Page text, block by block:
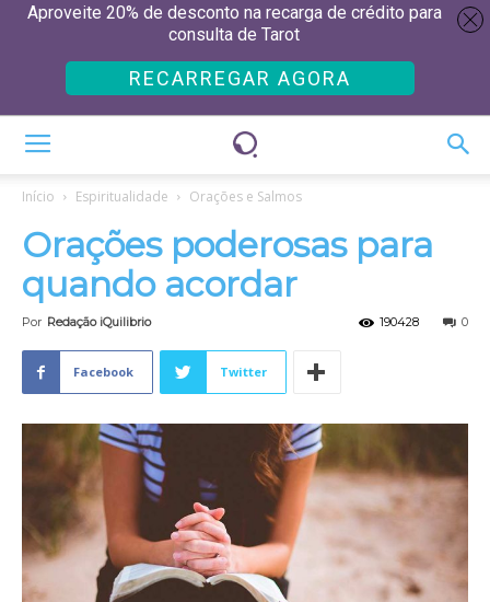
Início Espiritualidade Orações e Salmos
Orações poderosas para
quando acordar
Por Redação iQuilibrio 0
190428
Facebook Twitter
Aproveite 20% de desconto na recarga de crédito para
consulta de Tarot
RECARREGAR AGORA